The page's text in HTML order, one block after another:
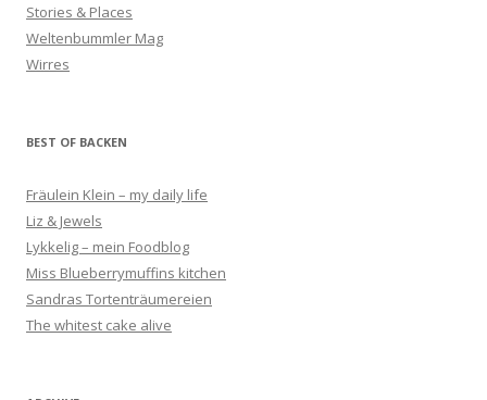
Stories & Places
Weltenbummler Mag
Wirres
BEST OF BACKEN
Fräulein Klein – my daily life
Liz & Jewels
Lykkelig – mein Foodblog
Miss Blueberrymuffins kitchen
Sandras Tortenträumereien
The whitest cake alive